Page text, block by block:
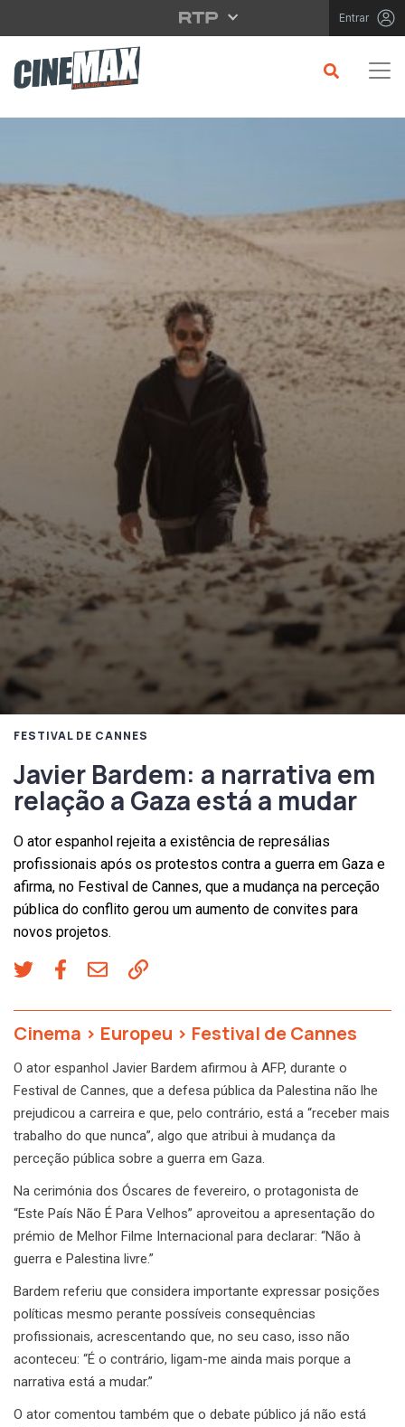
Saltar para o conteúdo principal Entrar
FESTIVAL DE CANNES
Javier Bardem: a narrativa em
relação a Gaza está a mudar
O ator espanhol rejeita a existência de represálias
profissionais após os protestos contra a guerra em Gaza e
afirma, no Festival de Cannes, que a mudança na perceção
pública do conflito gerou um aumento de convites para
novos projetos.
Cinema > Europeu > Festival de Cannes
O ator espanhol Javier Bardem afirmou à AFP, durante o
Festival de Cannes, que a defesa pública da Palestina não lhe
prejudicou a carreira e que, pelo contrário, está a “receber mais
trabalho do que nunca”, algo que atribui à mudança da
perceção pública sobre a guerra em Gaza.
Na cerimónia dos Óscares de fevereiro, o protagonista de
“Este País Não É Para Velhos” aproveitou a apresentação do
prémio de Melhor Filme Internacional para declarar: “Não à
guerra e Palestina livre.”
Bardem referiu que considera importante expressar posições
políticas mesmo perante possíveis consequências
profissionais, acrescentando que, no seu caso, isso não
aconteceu: “É o contrário, ligam-me ainda mais porque a
narrativa está a mudar.”
O ator comentou também que o debate público já não está